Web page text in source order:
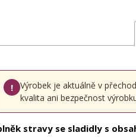
!
Výrobek je aktuálně v
kvalita ani bezpečnost
stravy se sladidly s